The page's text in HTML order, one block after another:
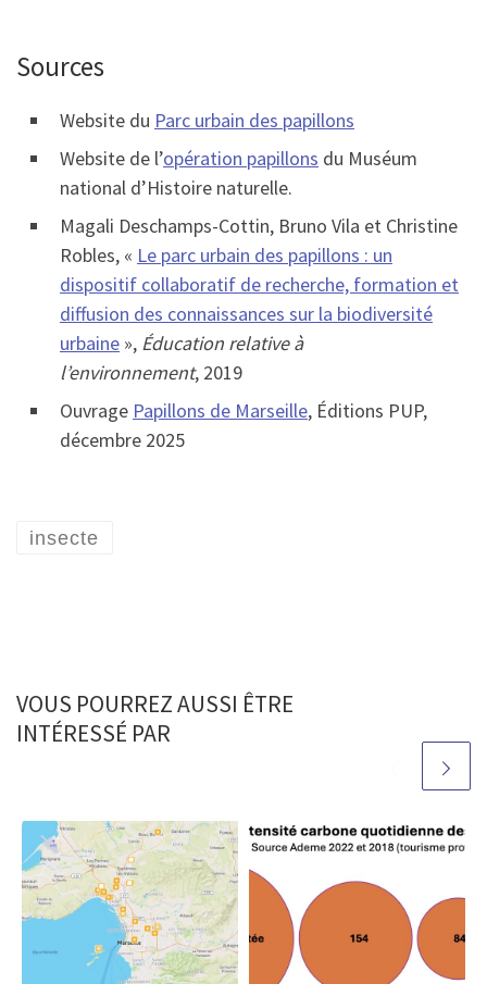
Sources
Website du Parc urbain des papillons
Website de l’opération papillons du Muséum
national d’Histoire naturelle.
Magali Deschamps-Cottin, Bruno Vila et Christine
Robles, « Le parc urbain des papillons : un
dispositif collaboratif de recherche, formation et
diffusion des connaissances sur la biodiversité
urbaine », Éducation relative à
l’environnement, 2019
Ouvrage Papillons de Marseille, Éditions PUP,
décembre 2025
insecte
VOUS POURREZ AUSSI ÊTRE
INTÉRESSÉ PAR